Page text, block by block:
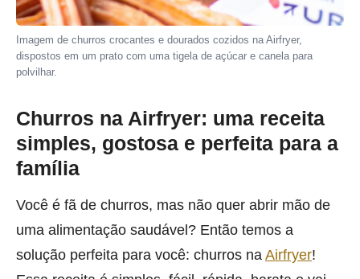
Imagem de churros crocantes e dourados cozidos na Airfryer,
dispostos em um prato com uma tigela de açúcar e canela para
polvilhar.
Churros na Airfryer: uma receita
simples, gostosa e perfeita para a
família
Você é fã de churros, mas não quer abrir mão de
uma alimentação saudável? Então temos a
solução perfeita para você: churros na Airfryer!